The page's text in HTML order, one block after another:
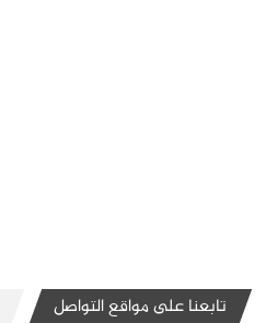
تابعنا على مواقع التواصل